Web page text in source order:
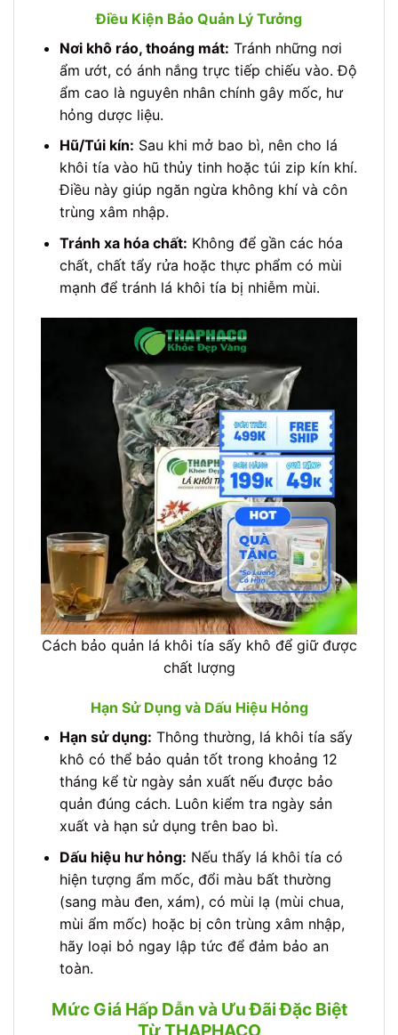
Điều Kiện Bảo Quản Lý Tưởng
Nơi khô ráo, thoáng mát: Tránh những nơi
ẩm ướt, có ánh nắng trực tiếp chiếu vào. Độ
ẩm cao là nguyên nhân chính gây mốc, hư
hỏng dược liệu.
Hũ/Túi kín: Sau khi mở bao bì, nên cho lá
khôi tía vào hũ thủy tinh hoặc túi zip kín khí.
Điều này giúp ngăn ngừa không khí và côn
trùng xâm nhập.
Tránh xa hóa chất: Không để gần các hóa
chất, chất tẩy rửa hoặc thực phẩm có mùi
mạnh để tránh lá khôi tía bị nhiễm mùi.
Cách bảo quản lá khôi tía sấy khô để giữ được
chất lượng
Hạn Sử Dụng và Dấu Hiệu Hỏng
Hạn sử dụng: Thông thường, lá khôi tía sấy
khô có thể bảo quản tốt trong khoảng 12
tháng kể từ ngày sản xuất nếu được bảo
quản đúng cách. Luôn kiểm tra ngày sản
xuất và hạn sử dụng trên bao bì.
Dấu hiệu hư hỏng: Nếu thấy lá khôi tía có
hiện tượng ẩm mốc, đổi màu bất thường
(sang màu đen, xám), có mùi lạ (mùi chua,
mùi ẩm mốc) hoặc bị côn trùng xâm nhập,
hãy loại bỏ ngay lập tức để đảm bảo an
toàn.
Mức Giá Hấp Dẫn và Ưu Đãi Đặc Biệt
Từ THAPHACO